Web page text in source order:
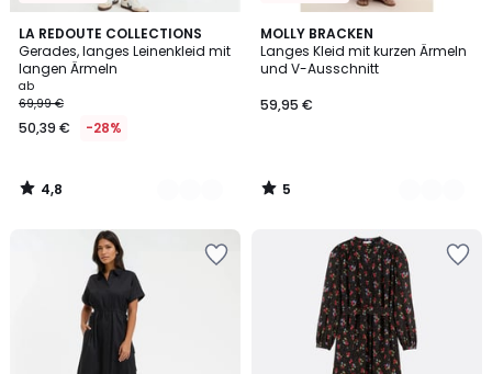
LA REDOUTE COLLECTIONS
Gerades, langes Leinenkleid mit
langen Ärmeln
ab
69,99 €
50,39 € -28%
4,8
/ 5
2
Farben
4,8
/
MOLLY BRACKEN
Langes Kleid mit kurzen Ärmeln
und V-Ausschnitt
59,95 €
5
/
5
2
Farben
5
/